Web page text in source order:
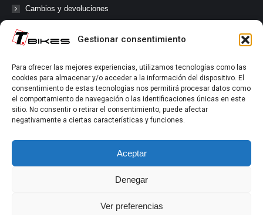
Gestionar consentimiento
Para ofrecer las mejores experiencias, utilizamos tecnologías como las
cookies para almacenar y/o acceder a la información del dispositivo. El
consentimiento de estas tecnologías nos permitirá procesar datos como
el comportamiento de navegación o las identificaciones únicas en este
sitio. No consentir o retirar el consentimiento, puede afectar
negativamente a ciertas características y funciones.
Aceptar
Denegar
Ver preferencias
Cambios y devoluciones
@tbikes.cat #tbikes
Síguenos en las redes sociales de Tbikes, mantente informado de
nuestras novedades, productos, salidas en grupo, ofertas, sorteos ...
y muchos más!